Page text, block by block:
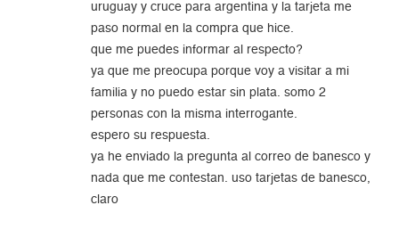
uruguay y cruce para argentina y la tarjeta me
paso normal en la compra que hice.
que me puedes informar al respecto?
ya que me preocupa porque voy a visitar a mi
familia y no puedo estar sin plata. somo 2
personas con la misma interrogante.
espero su respuesta.
ya he enviado la pregunta al correo de banesco y
nada que me contestan. uso tarjetas de banesco,
claro